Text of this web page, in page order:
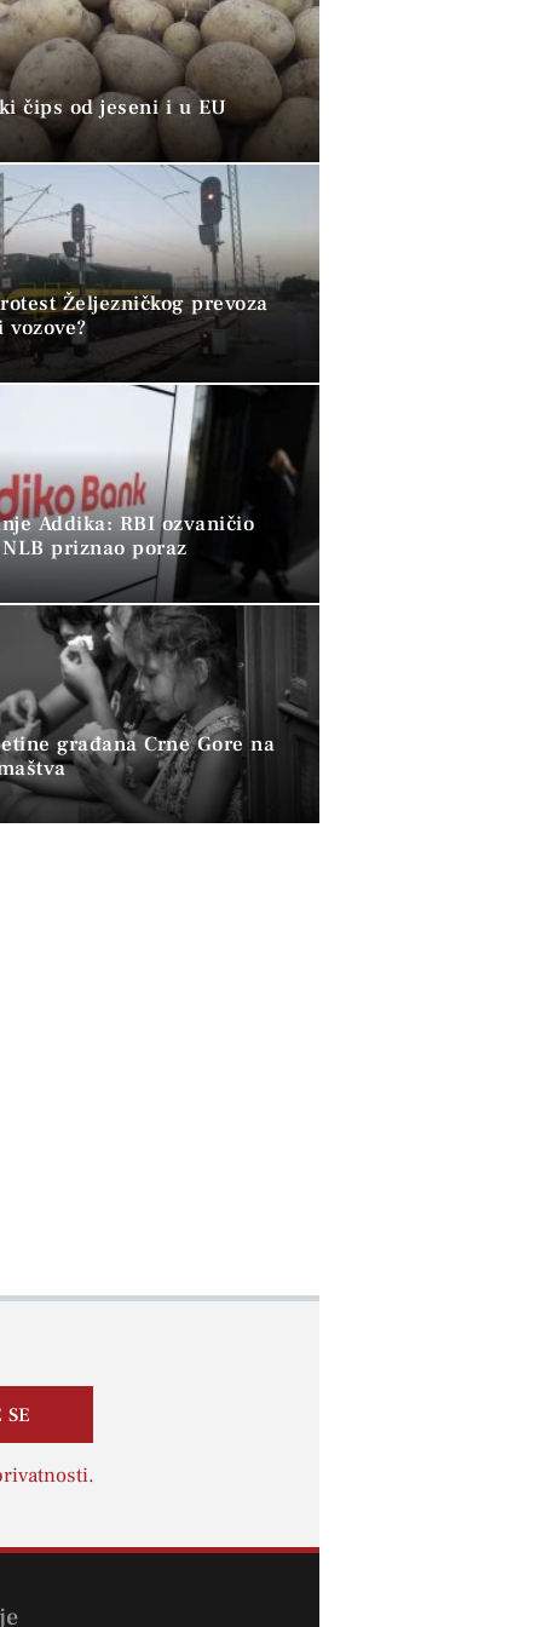
čips od jeseni i u EU
Željezničkog prevoza
vozove?
Addika: RBI ozvaničio
priznao poraz
građana Crne Gore na
SE
.